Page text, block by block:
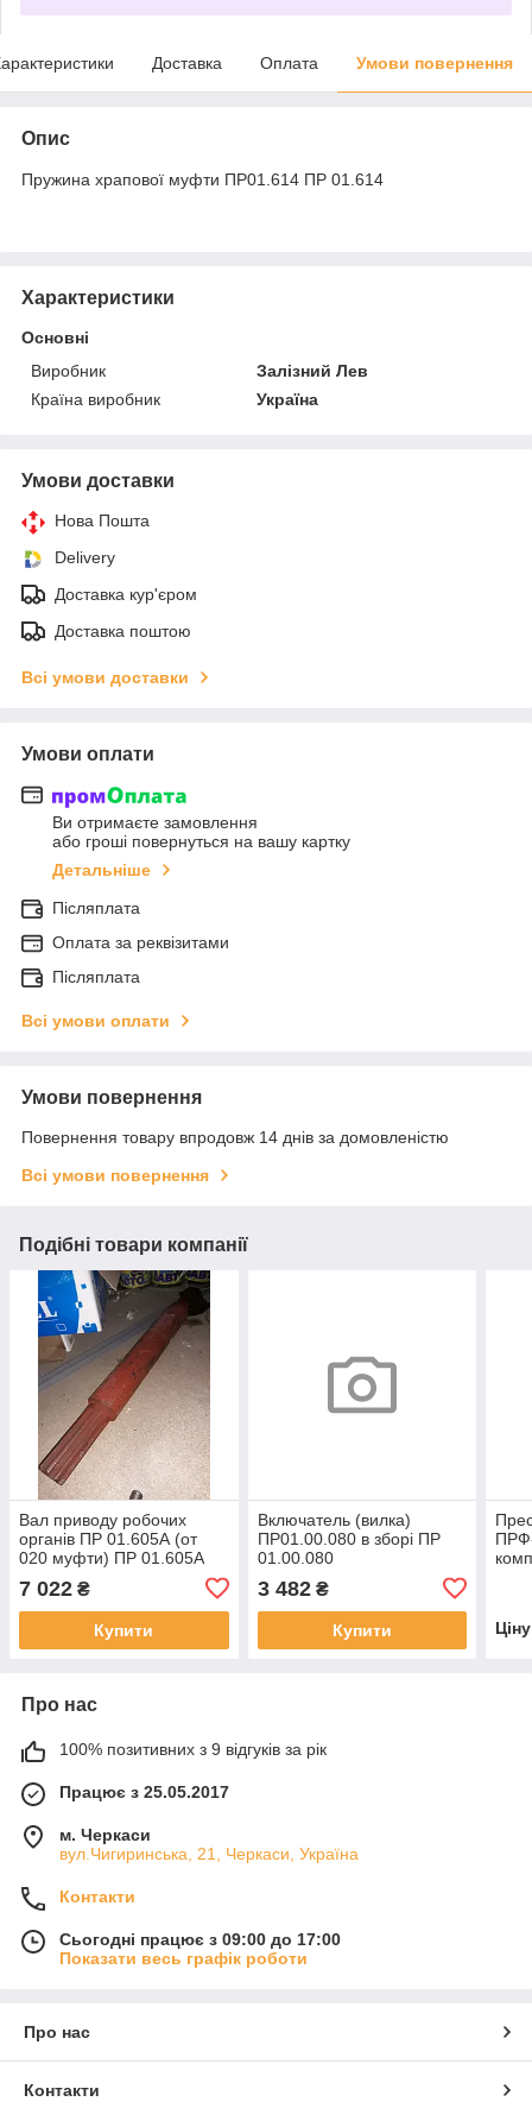
Доставка Оплата Умови повернення
Опис
Пружина храпової муфти ПР01.614 ПР 01.614
Характеристики
Основні
Виробник
Залізний Лев
Країна виробник
Україна
Умови доставки
Нова Пошта
Delivery
Доставка кур'єром
Доставка поштою
Всі умови доставки
Умови оплати
Ви отримаєте замовлення
або гроші повернуться на вашу картку
Детальніше
Післяплата
Оплата за реквізитами
Післяплата
Всі умови оплати
Умови повернення
Повернення товару впродовж 14 днів за домовленістю
Всі умови повернення
Подібні товари компанії
Вал приводу робочих
органів ПР 01.605А (от
020 муфти) ПР 01.605А
7 022 ₴
Купити
Включатель (вилка)
ПР01.00.080 в зборі ПР
01.00.080
3 482₴
Купити
Про нас
100% позитивних з 9 відгуків за рік
Працює з 25.05.2017
м. Черкаси
вул.Чигиринська, 21, Черкаси, Україна
Контакти
Сьогодні працює з 09:00 до 17:00
Показати весь графік роботи
Про нас
Контакти